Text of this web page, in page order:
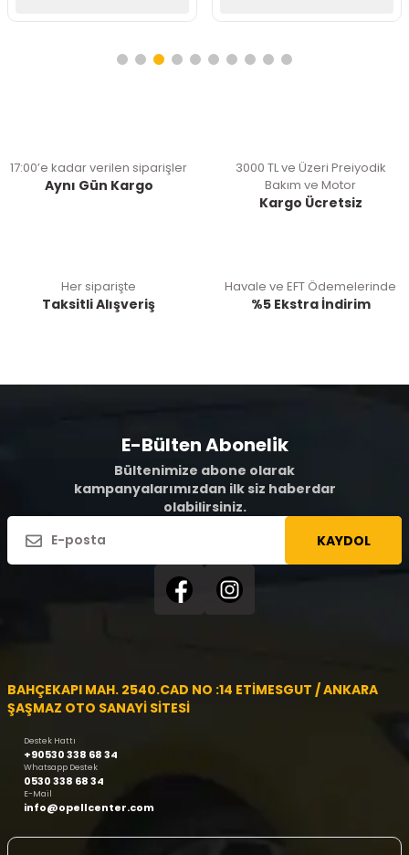
17:00’e kadar verilen siparişler
Aynı Gün Kargo
3000 TL ve Üzeri Preiyodik
Bakım ve Motor
Kargo Ücretsiz
Her siparişte
Taksitli Alışveriş
Havale ve EFT Ödemelerinde
%5 Ekstra İndirim
E-Bülten Abonelik
Bültenimize abone olarak
kampanyalarımızdan ilk siz haberdar
olabilirsiniz.
KAYDOL
BAHÇEKAPI MAH. 2540.CAD NO :14 ETİMESGUT / ANKARA
ŞAŞMAZ OTO SANAYİ SİTESİ
Destek Hattı
+90530 338 68 34
Whatsapp Destek
0530 338 68 34
E-Mail
info@opellcenter.com